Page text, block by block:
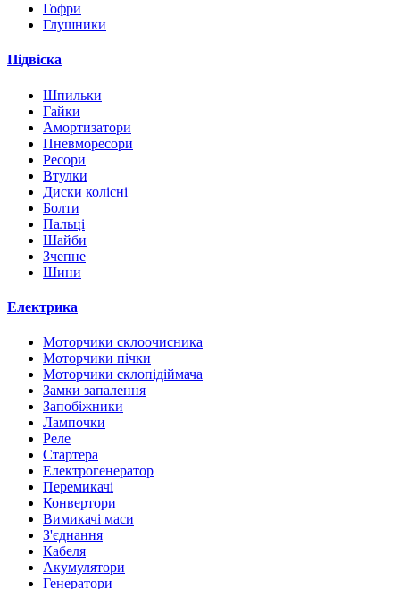
Гофри
Глушники
Підвіска
Шпильки
Гайки
Амортизатори
Пневморесори
Ресори
Втулки
Диски колісні
Болти
Пальці
Шайби
Зчепне
Шини
Електрика
Моторчики склоочисника
Моторчики пічки
Моторчики склопідіймача
Замки запалення
Запобіжники
Лампочки
Реле
Стартера
Електрогенератор
Перемикачі
Конвертори
Вимикачі маси
З'єднання
Кабеля
Акумулятори
Генератори